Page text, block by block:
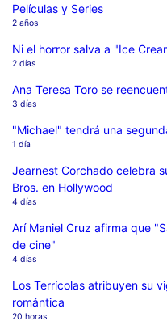
Películas y Series
2 años
Ni el horror salva a "Ice
2 días
Ana Teresa Toro se
3 días
"Michael" tendrá una
1 día
Jearnest Corchado celebra
Bros. en Hollywood
4 días
Arí Maniel Cruz afirma que
de cine"
4 días
Los Terrícolas atribuyen su
romántica
20 horas